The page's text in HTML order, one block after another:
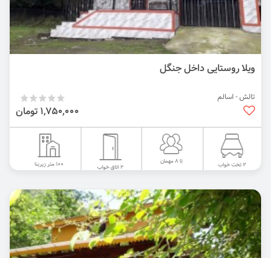
ویلا روستایی داخل جنگل
تالش - اسالم
1,750,000 تومان
2 تخت خواب تا 8 مهمان
2 اتاق خواب 100 متر زیربنا